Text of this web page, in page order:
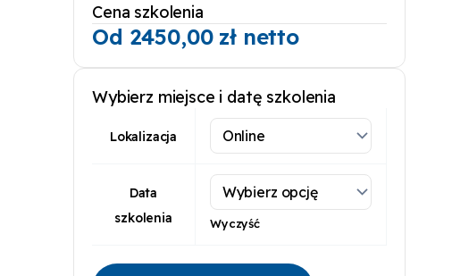
Cena szkolenia
Od 2450,00 złnetto
Wybierz miejsce i datę szkolenia
Lokalizacja
Data
szkolenia
Wyczyść